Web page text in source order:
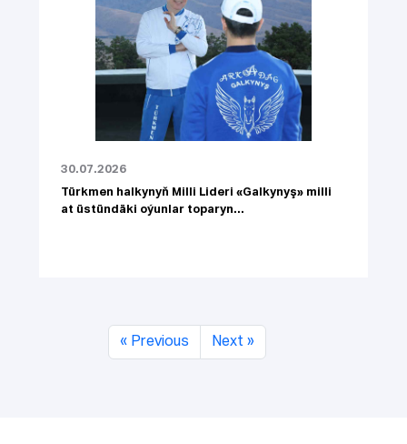
30.07.2026
Türkmen halkynyň Milli Lideri «Galkynyş» milli
at üstündäki oýunlar toparyn...
« Previous Next »